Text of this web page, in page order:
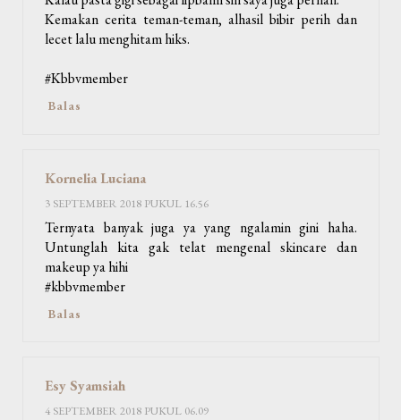
Kemakan cerita teman-teman, alhasil bibir perih dan
lecet lalu menghitam hiks.
#Kbbvmember
Balas
Kornelia Luciana
3 SEPTEMBER 2018 PUKUL 16.56
Ternyata banyak juga ya yang ngalamin gini haha.
Untunglah kita gak telat mengenal skincare dan
makeup ya hihi
#kbbvmember
Balas
Esy Syamsiah
4 SEPTEMBER 2018 PUKUL 06.09